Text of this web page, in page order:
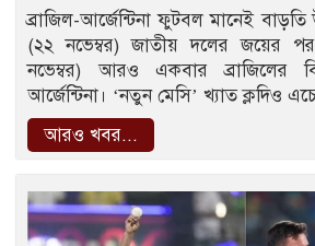
ব্রাজিল-আর্জেন্টিনা ফুটবল মানেই
(২২ নভেম্বর) জাতীয় দলের জয়ের
নভেম্বর) আরও একবার ব্রাজিলের
আর্জেন্টিনা। ‘নতুন মেসি’ খ্যাত ক্লদিও
আরও খবর...